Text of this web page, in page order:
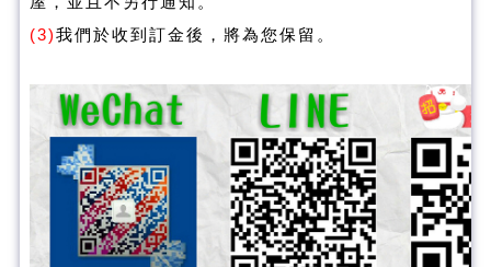
(3)我們於收到訂金後，將為您保留。